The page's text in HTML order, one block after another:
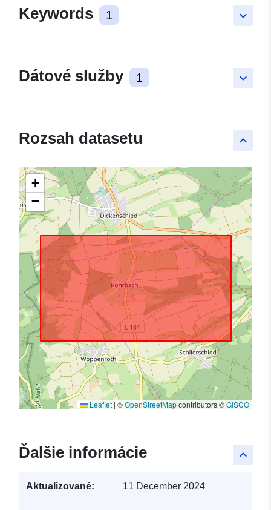
keyboard_arrow_down
Keywords 1
keyboard_arrow_down
Dátové služby 1
keyboard_arrow_up
Rozsah datasetu
+
−
Leaflet | ©OpenStreetMapcontributors ©GISCO
keyboard_arrow_up
Ďalšie informácie
Aktualizované: 11 December 2024